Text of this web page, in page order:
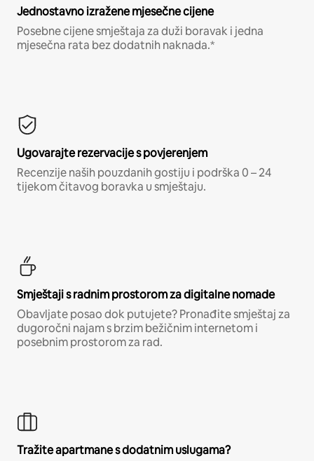
Jednostavno izražene mjesečne cijene
Posebne cijene smještaja za duži boravak i jedna
mjesečna rata bez dodatnih naknada.*
Ugovarajte rezervacije s povjerenjem
Recenzije naših pouzdanih gostiju i podrška 0 – 24
tijekom čitavog boravka u smještaju.
Smještaji s radnim prostorom za digitalne nomade
Obavljate posao dok putujete? Pronađite smještaj za
dugoročni najam s brzim bežičnim internetom i
posebnim prostorom za rad.
Tražite apartmane s dodatnim uslugama?